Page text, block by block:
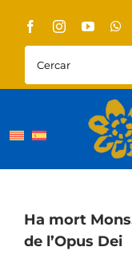
content
Cercar:
Sobre Nosaltres
Pallerols
Visites guiades
Ha mort
de l’Opus Dei